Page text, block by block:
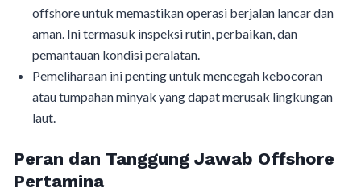
offshore untuk memastikan operasi berjalan lancar dan
aman. Ini termasuk inspeksi rutin, perbaikan, dan
pemantauan kondisi peralatan.
Pemeliharaan ini penting untuk mencegah kebocoran
atau tumpahan minyak yang dapat merusak lingkungan
laut.
Peran dan Tanggung Jawab Offshore
Pertamina